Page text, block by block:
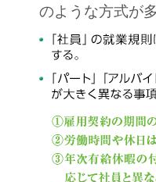
のような方式が